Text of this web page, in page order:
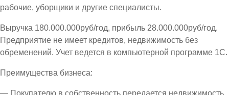
рабочие, уборщики и другие специалисты.
Выручка 180.000.000руб/год, прибыль 28.000.000руб/год.
Предприятие не имеет кредитов, недвижимость без
обременений. Учет ведется в компьютерной программе 1С.
Преимущества бизнеса:
— Покупателю в собственность передается недвижимость